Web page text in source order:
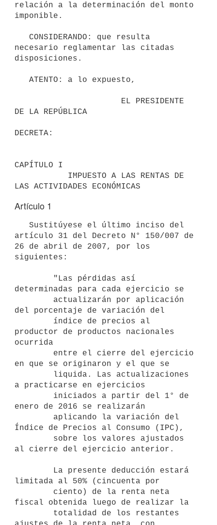
relación a la determinación del monto
imponible.
necesario reglamentar las citadas
disposiciones.
DE LA REPÚBLICA
DECRETA:
CAPÍTULO I
Artículo 1
artículo 31 del Decreto N° 150/007 de
26 de abril de 2007, por los
siguientes:
determinadas para cada ejercicio se
del porcentaje de variación del
productor de productos nacionales
ocurrida
en que se originaron y el que se
a practicarse en ejercicios
enero de 2016 se realizarán
Índice de Precios al Consumo (IPC),
al cierre del ejercicio anterior.
limitada al 50% (cincuenta por
fiscal obtenida luego de realizar la